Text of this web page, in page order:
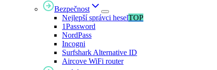
Bezpečnost
Nejlepší správci heselTOP
1Password
NordPass
Incogni
Surfshark Alternative ID
Aircove WiFi router